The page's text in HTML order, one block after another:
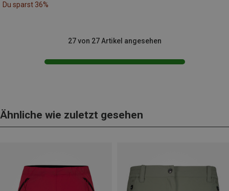
Du sparst 36%
27 von 27 Artikel angesehen
Ähnliche wie zuletzt gesehen